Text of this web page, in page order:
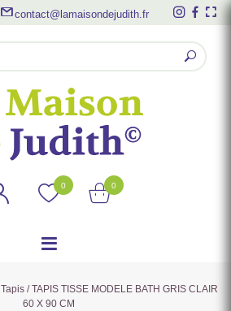
contact@lamaisondejudith.fr
0 0
Tapis / TAPIS TISSE MODELE BATH GRIS CLAIR
60 X 90 CM